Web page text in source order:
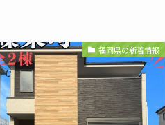
福岡県の新着情報